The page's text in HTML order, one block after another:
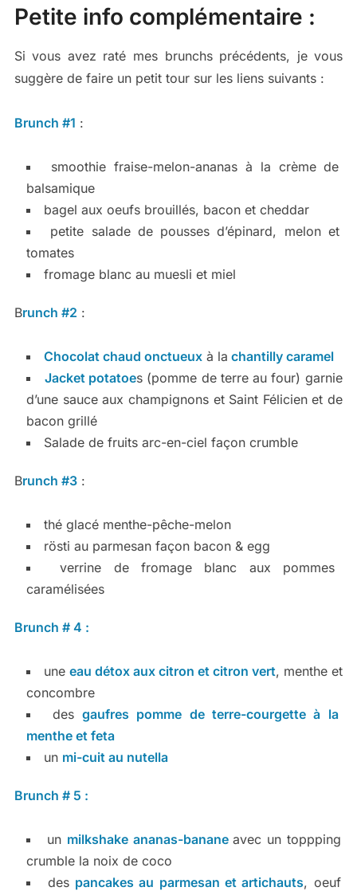
Petite info complémentaire :
Si vous avez raté mes brunchs précédents, je vous
suggère de faire un petit tour sur les liens suivants :
Brunch #1 :
smoothie fraise-melon-ananas à la crème de
balsamique
bagel aux oeufs brouillés, bacon et cheddar
petite salade de pousses d’épinard, melon et
tomates
fromage blanc au muesli et miel
Brunch #2 :
Chocolat chaud onctueuxà la chantilly caramel
Jacket potatoes (pomme de terre au four) garnie
d’une sauce aux champignons et Saint Félicien et de
bacon grillé
Salade de fruits arc-en-ciel façon crumble
Brunch #3:
thé glacé menthe-pêche-melon
rösti au parmesan façon bacon & egg
verrine de fromage blanc aux pommes
caramélisées
Brunch # 4 :
une eau détox aux citron et citron vert, menthe et
concombre
des gaufres pomme de terre-courgette à la
menthe et feta
un mi-cuit au nutella
Brunch # 5 :
un milkshake ananas-bananeavec un toppping
crumble la noix de coco
des pancakes au parmesan et artichauts, oeuf